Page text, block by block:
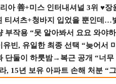
아 善+미스 인터내셔널 3위 ♥장
티셔츠+청바지 입었을 뿐인데…
작용 “못 알아봐서 요요 와야
빈, 유일한 최종 선택 “늦어서
단둘이 하룻밤→복근 공개 “너무
, 15년 보유 아파트 손해 처분 “